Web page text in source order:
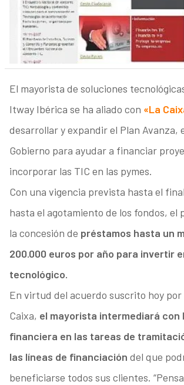
El mayorista de soluciones
Itway Ibérica se ha aliado con «La
desarrollar y expandir el Plan Avanza,
Gobierno para ayudar a financiar
incorporar las TIC en las pymes.
Con una vigencia prevista hasta el
hasta el agotamiento de los fondos, el
la concesión de préstamos hasta un
200.000 euros por año para invertir
tecnológico.
En virtud del acuerdo suscrito hoy por
Caixa, el mayorista intermediará con
financiera en las tareas de
las líneas de financiación del que
beneficiarse todos sus clientes.